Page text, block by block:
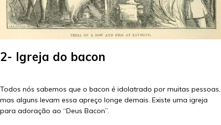
2- Igreja do bacon
Todos nós sabemos que o bacon é idolatrado por muitas pessoas,
mas alguns levam essa apreço longe demais. Existe uma igreja
para adoração ao “Deus Bacon”.